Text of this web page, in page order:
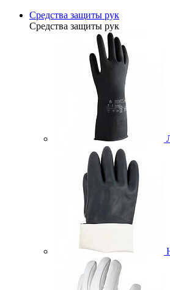
Средства защиты рук
Средства защиты рук